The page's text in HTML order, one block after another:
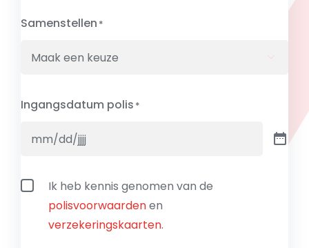
Samenstellen

Ingangsdatum polis
Polisvoorwaarden
verzekeringskaarten
Ik heb kennis genomen van de
polisvoorwaardenen
verzekeringskaarten.